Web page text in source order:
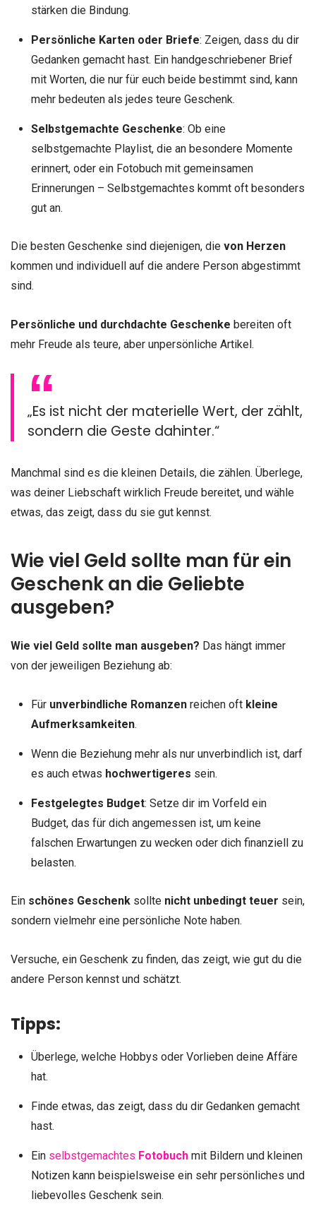
stärken die Bindung.
Persönliche Karten oder Briefe: Zeigen, dass du dir
Gedanken gemacht hast. Ein handgeschriebener Brief
mit Worten, die nur für euch beide bestimmt sind, kann
mehr bedeuten als jedes teure Geschenk.
Selbstgemachte Geschenke: Ob eine
selbstgemachte Playlist, die an besondere Momente
erinnert, oder ein Fotobuch mit gemeinsamen
Erinnerungen – Selbstgemachtes kommt oft besonders
gut an.
Die besten Geschenke sind diejenigen, die von Herzen
kommen und individuell auf die andere Person abgestimmt
sind.
Persönliche und durchdachte Geschenke bereiten oft
mehr Freude als teure, aber unpersönliche Artikel.
„Es ist nicht der materielle Wert, der zählt,
sondern die Geste dahinter.“
Manchmal sind es die kleinen Details, die zählen. Überlege,
was deiner Liebschaft wirklich Freude bereitet, und wähle
etwas, das zeigt, dass du sie gut kennst.
Wie viel Geld sollte man für ein
Geschenk an die Geliebte
ausgeben?
Wie viel Geld sollte man ausgeben? Das hängt immer
von der jeweiligen Beziehung ab:
Für unverbindliche Romanzenreichen oft kleine
Aufmerksamkeiten.
Wenn die Beziehung mehr als nur unverbindlich ist, darf
es auch etwas hochwertigeres sein.
Festgelegtes Budget: Setze dir im Vorfeld ein
Budget, das für dich angemessen ist, um keine
falschen Erwartungen zu wecken oder dich finanziell zu
belasten.
Ein schönes Geschenk sollte nicht unbedingt teuer sein,
sondern vielmehr eine persönliche Note haben.
Versuche, ein Geschenk zu finden, das zeigt, wie gut du die
andere Person kennst und schätzt.
Tipps:
Überlege, welche Hobbys oder Vorlieben deine Affäre
hat.
Finde etwas, das zeigt, dass du dir Gedanken gemacht
hast.
Ein selbstgemachtes Fotobuchmit Bildern und kleinen
Notizen kann beispielsweise ein sehr persönliches und
liebevolles Geschenk sein.